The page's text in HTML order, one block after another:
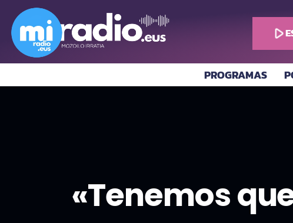
play_arrow
PROGRAMAS
«Tenemos